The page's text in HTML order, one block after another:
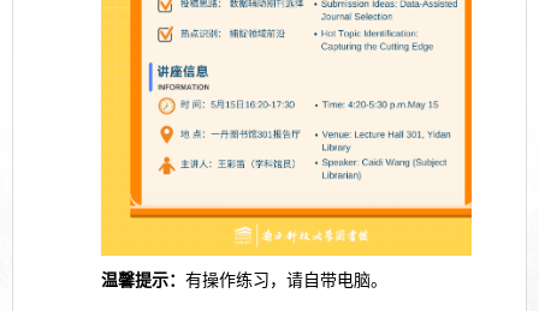
温馨提示： 有操作练习，请自带电脑。